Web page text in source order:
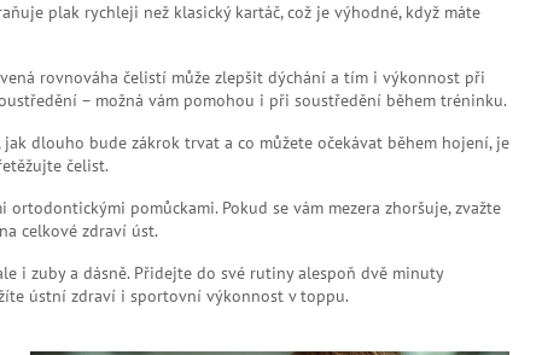
plak rychleji než klasický kartáč, což je výhodné, když máte
rovnováha čelistí může zlepšit dýchání a tím i výkonnost při
– možná vám pomohou i při soustředění během tréninku.
dlouho bude zákrok trvat a co můžete očekávat během hojení, je
čelist.
pomůckami. Pokud se vám mezera zhoršuje, zvažte
celkové zdraví úst.
i zuby a dásně. Přidejte do své rutiny alespoň dvě minuty
ústní zdraví i sportovní výkonnost v toppu.